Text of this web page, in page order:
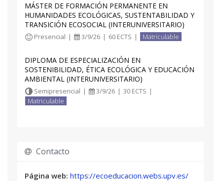
MÁSTER DE FORMACIÓN PERMANENTE EN
HUMANIDADES ECOLÓGICAS, SUSTENTABILIDAD Y
TRANSICIÓN ECOSOCIAL (INTERUNIVERSITARIO)
Presencial | 3/9/26 | 60 ECTS | Matriculable
DIPLOMA DE ESPECIALIZACIÓN EN
SOSTENIBILIDAD, ÉTICA ECOLÓGICA Y EDUCACIÓN
AMBIENTAL (INTERUNIVERSITARIO)
Semipresencial | 3/9/26 | 30 ECTS |
Matriculable
Contacto
Página web: https://ecoeducacion.webs.upv.es/